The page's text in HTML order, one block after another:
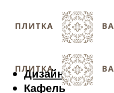
Дизайн
Кафель